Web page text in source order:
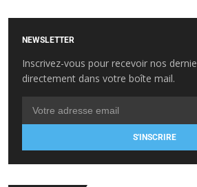
NEWSLETTER
Inscrivez-vous pour recevoir nos
directement dans votre boîte mail.
S'INSCRIRE